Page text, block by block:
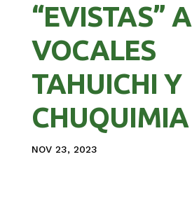
“EVISTAS” A
VOCALES
TAHUICHI Y
CHUQUIMIA
NOV 23, 2023